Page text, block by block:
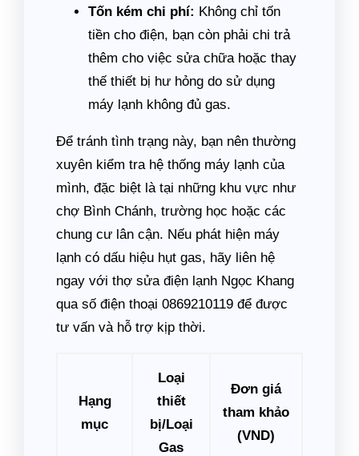
Tốn kém chi phí: Không chỉ tốn
tiền cho điện, bạn còn phải chi trả
thêm cho việc sửa chữa hoặc thay
thế thiết bị hư hỏng do sử dụng
máy lạnh không đủ gas.
Để tránh tình trạng này, bạn nên thường
xuyên kiểm tra hệ thống máy lạnh của
mình, đặc biệt là tại những khu vực như
chợ Bình Chánh, trường học hoặc các
chung cư lân cận. Nếu phát hiện máy
lạnh có dấu hiệu hụt gas, hãy liên hệ
ngay với thợ sửa điện lạnh Ngọc Khang
qua số điện thoại 0869210119 để được
tư vấn và hỗ trợ kịp thời.
Hạng
mục
Loại
thiết
bị/Loại
Gas
Đơn giá
tham khảo
(VND)